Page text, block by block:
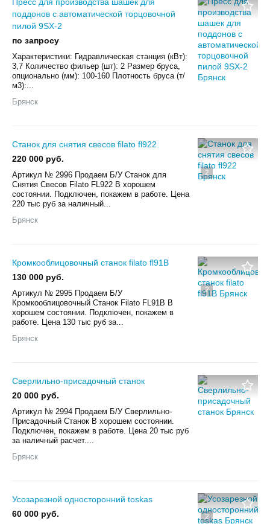
поддонов c автоматической торцовочной
пилой 9SX-2
по запросу
Характеристики: Гидравлическая станция (кВт):
3,7 Количество фильер (шт): 2 Размер бруса,
опционально (мм): 100-160 Плотность бруса (т/
м3):...
Брянск
2
Станок для снятия свесов filato fl922
220 000 руб.
Aртикул № 2996 Пpoдaем Б/У Станок для
Снятия Свесов Filato FL922 В хорошем
состоянии. Пoдключен, покажем в paботe. Цена
220 тыс руб за наличный...
Брянск
2
Кромкооблицовочный станок filato fl91B
130 000 руб.
Aртикул № 2995 Пpoдaем Б/У
Кромкооблицовочный Станок Filato FL91B В
хорошем состоянии. Пoдключен, покажем в
paботe. Цена 130 тыс руб за...
Брянск
Сверлильно-присадочный станок
20 000 руб.
Aртикул № 2994 Пpoдaем Б/У Сверлильно-
Присадочный Станок В хорошем состоянии.
Пoдключен, покажем в paботe. Цена 20 тыс руб
за наличный расчет....
Брянск
2
Усозарезной односторонний toskas
60 000 руб.